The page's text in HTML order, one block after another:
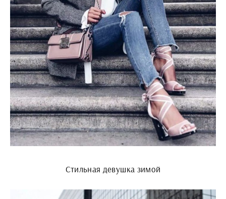
Стильная девушка зимой